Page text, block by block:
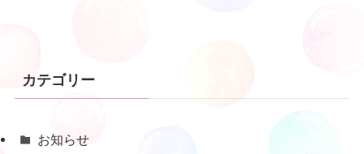
カテゴリー
お知らせ